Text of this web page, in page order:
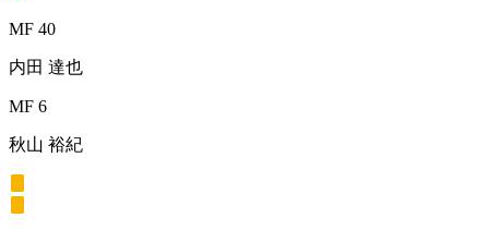
MF 40
内田 達也
MF 6
秋山 裕紀